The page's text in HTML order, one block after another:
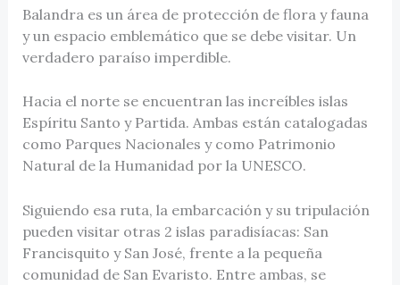
Balandra es un área de protección de flora y fauna
y un espacio emblemático que se debe visitar. Un
verdadero paraíso imperdible.
Hacia el norte se encuentran las increíbles islas
Espíritu Santo y Partida. Ambas están catalogadas
como Parques Nacionales y como Patrimonio
Natural de la Humanidad por la UNESCO.
Siguiendo esa ruta, la embarcación y su tripulación
pueden visitar otras 2 islas paradisíacas: San
Francisquito y San José, frente a la pequeña
comunidad de San Evaristo. Entre ambas, se